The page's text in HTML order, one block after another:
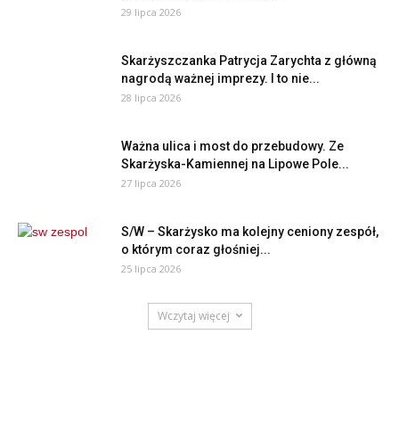
29 lipca 2026
Skarżyszczanka Patrycja Zarychta z główną
nagrodą ważnej imprezy. I to nie...
28 lipca 2026
Ważna ulica i most do przebudowy. Ze
Skarżyska-Kamiennej na Lipowe Pole...
27 lipca 2026
S/W – Skarżysko ma kolejny ceniony zespół,
o którym coraz głośniej...
25 lipca 2026
Wczytaj więcej